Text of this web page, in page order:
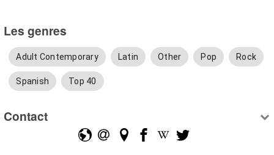
Les genres
Adult Contemporary Latin Other Pop Rock
Spanish Top 40
Contact